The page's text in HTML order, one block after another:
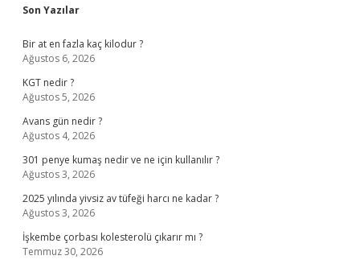
Sidebar
Son Yazılar
Bir at en fazla kaç kilodur ?
Ağustos 6, 2026
KGT nedir ?
Ağustos 5, 2026
Avans gün nedir ?
Ağustos 4, 2026
301 penye kumaş nedir ve ne için kullanılır ?
Ağustos 3, 2026
2025 yılında yivsiz av tüfeği harcı ne kadar ?
Ağustos 3, 2026
İşkembe çorbası kolesterolü çıkarır mı ?
Temmuz 30, 2026